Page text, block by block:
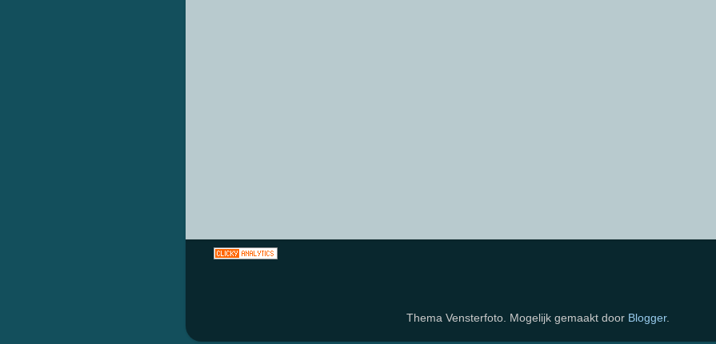
Thema Vensterfoto. Mogelijk gemaakt door Blogger.